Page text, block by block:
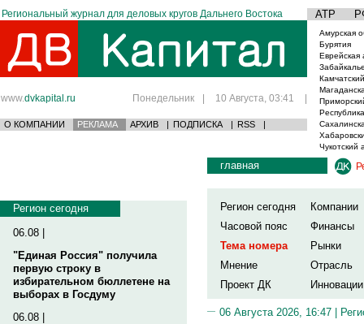
Региональный журнал для деловых кругов Дальнего Востока АТР
www.dvkapital.ru Понедельник | 10 Августа, 03:41 |
О КОМПАНИИ РЕКЛАМА АРХИВ | ПОДПИСКА | RSS |
Амурская
Бурятия
Еврейская
Чукотский
Регион сегодня
06.08 |
"Единая Россия" получила
первую строку в
избирательном бюллетене на
выборах в Госдуму
06.08 |
главная
Регион сегодня
Компании
Часовой пояс
Финансы
Тема номера
Рынки
Мнение
Отрасль
Проект ДК
Инновации
06 Августа 2026, 16:47 |